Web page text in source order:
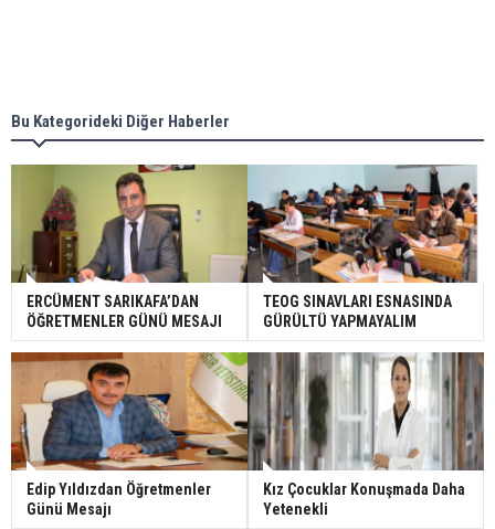
Bu Kategorideki Diğer Haberler
ERCÜMENT SARIKAFA’DAN
ÖĞRETMENLER GÜNÜ MESAJI
TEOG SINAVLARI ESNASINDA
GÜRÜLTÜ YAPMAYALIM
Edip Yıldızdan Öğretmenler
Günü Mesajı
Kız Çocuklar Konuşmada Daha
Yetenekli